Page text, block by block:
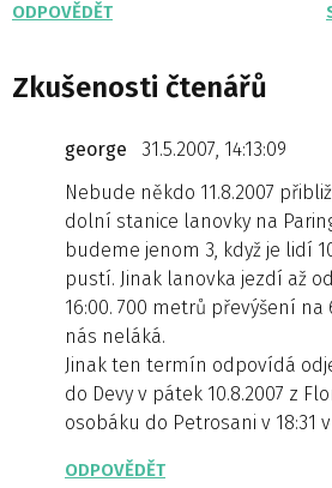
ODPOVĚDĚT
Zkušenosti čtenářů
george
31.5.2007, 14:13:09
Nebude někdo 11.8.2007
dolní stanice lanovky na
budeme jenom 3, když je lidí
pustí. Jinak lanovka jezdí až
16:00. 700 metrů převýšení
nás neláká.
Jinak ten termín odpovídá
do Devy v pátek 10.8.2007 z
osobáku do Petrosani v 18:31
ODPOVĚDĚT